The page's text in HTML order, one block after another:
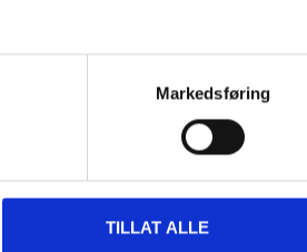
Markedsføring
TILLAT ALLE